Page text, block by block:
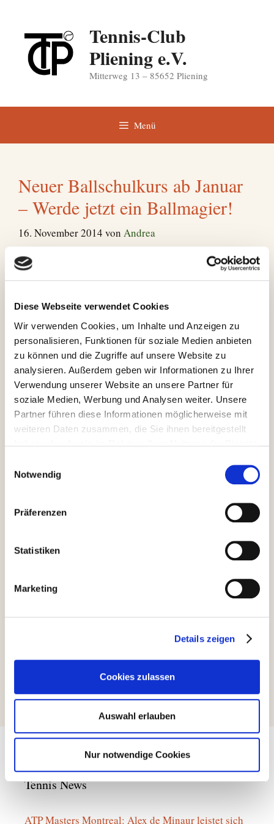
Diese Webseite verwendet Cookies
Wir verwenden Cookies, um Inhalte und Anzeigen zu
personalisieren, Funktionen für soziale Medien anbieten
zu können und die Zugriffe auf unsere Website zu
analysieren. Außerdem geben wir Informationen zu Ihrer
Verwendung unserer Website an unsere Partner für
soziale Medien, Werbung und Analysen weiter. Unsere
Partner führen diese Informationen möglicherweise mit
weiteren Daten zusammen, die Sie ihnen bereitgestellt
Notwendig
Präferenzen
Statistiken
Marketing
Details zeigen
Cookies zulassen
Auswahl erlauben
Nur notwendige Cookies
springen
Tennis-Club
Pliening e.V.
Mitterweg 13 – 85652 Pliening
Menü
Neuer Ballschulkurs ab Januar
– Werde jetzt ein Ballmagier!
16. November 2014 von Andrea
Tennis News
ATP Masters Montreal: Alex de Minaur leistet sich